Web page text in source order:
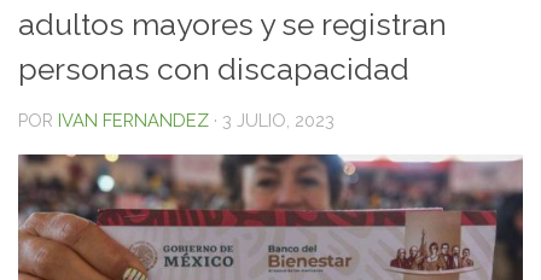
adultos mayores y se registran
personas con discapacidad
POR IVAN FERNANDEZ · 3 JULIO, 2023